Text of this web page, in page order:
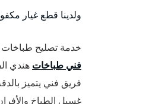
ولدينا قطع غيار
خدمة تصليح طباخات
فني طباخات هندي
فريق فني يتميز
غسيل الطباخ